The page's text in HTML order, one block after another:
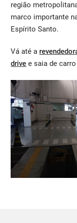
região
marco importante
Espírito Santo.
Vá até a
drive e saia de